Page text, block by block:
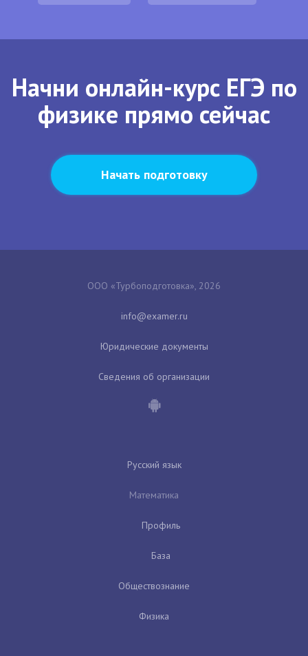
Начни онлайн-курс ЕГЭ по
физике прямо сейчас
Начать подготовку
ООО «Турбоподготовка», 2026
Юридические документы
Сведения об организации
Русский язык
Математика
Профиль
База
Обществознание
Физика